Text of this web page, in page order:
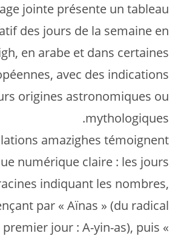
jointe présente un tableau
des jours de la semaine en
en arabe et dans certaines
avec des indications
origines astronomiques ou
mythologiques.
amazighes témoignent
numérique claire : les jours
indiquant les nombres,
par « Aïnas » (du radical
jour : A-yin-as), puis «